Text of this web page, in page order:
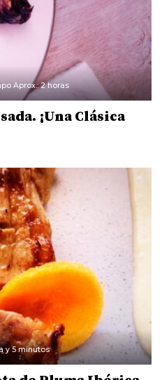
Aprox.: 2 horas
¡Una Clásica
y 5 minutos